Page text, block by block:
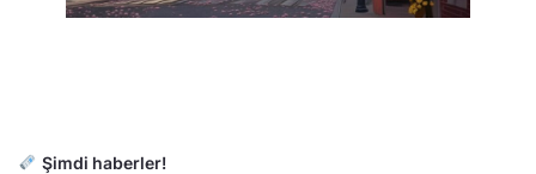
Şimdi haberler!